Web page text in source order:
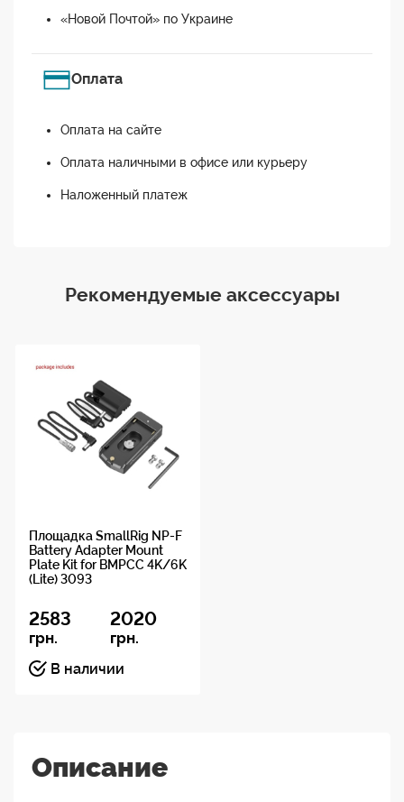
«Новой Почтой» по Украине
Оплата
Оплата на сайте
Оплата наличными в офисе или курьеру
Наложенный платеж
Рекомендуемые аксессуары
Площадка SmallRig NP-F
Battery Adapter Mount
Plate Kit for BMPCC 4K/6K
(Lite) 3093
2583
грн.
2020
грн.
В наличии
Описание